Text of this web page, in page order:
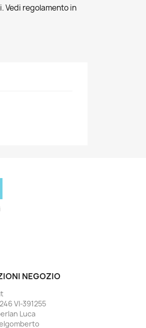
Vedi regolamento in
NEGOZIO
VI-391255
Luca